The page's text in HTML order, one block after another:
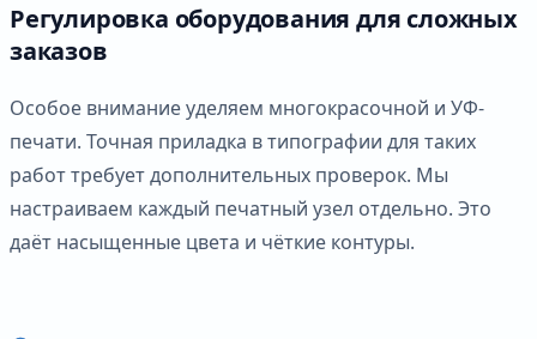
Регулировка оборудования для сложных
заказов
Особое внимание уделяем многокрасочной и УФ-
печати. Точная приладка в типографии для таких
работ требует дополнительных проверок. Мы
настраиваем каждый печатный узел отдельно. Это
даёт насыщенные цвета и чёткие контуры.